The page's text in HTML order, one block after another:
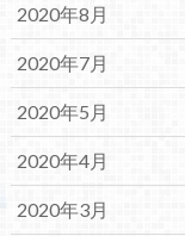
2020年8月
2020年7月
2020年5月
2020年4月
2020年3月